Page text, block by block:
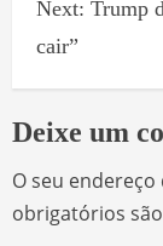
Next: Trump
cair”
Deixe um
O seu
obrigatórios